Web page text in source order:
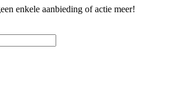
enkele aanbieding of actie meer!